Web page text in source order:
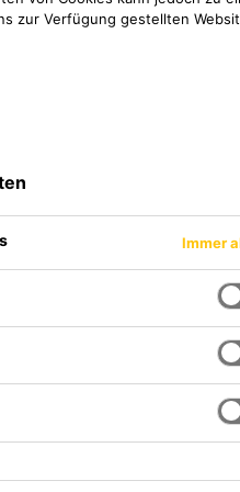
ist
zur Verfügung gestellten
Immer